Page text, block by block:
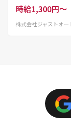
時給1,300円～
株式会社ジャストオー